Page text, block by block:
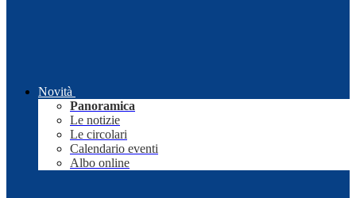
Novità
Panoramica
Le notizie
Le circolari
Calendario eventi
Albo online